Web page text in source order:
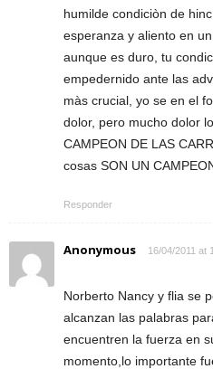
humilde condiciòn de
esperanza y aliento en
aunque es duro, tu
empedernido ante las
màs crucial, yo se en el
dolor, pero mucho dolor
CAMPEON DE LAS
cosas SON UN
Responder
Anonymous 16/04/2011 at
Norberto Nancy y flia se
alcanzan las palabras
encuentren la fuerza en
momento,lo importante